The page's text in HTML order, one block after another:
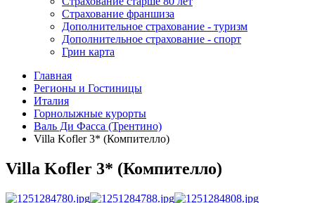
Страхование франшиза
Дополнительное страхование - туризм
Дополнительное страхование - спорт
Грин карта
Главная
Регионы и Гостиницы
Италия
Горнолыжные курорты
Валь Ди Фасса (Трентино)
Villa Kofler 3* (Компителло)
Villa Kofler 3* (Компителло)